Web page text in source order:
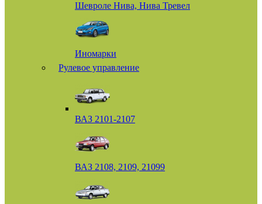
Шевроле Нива, Нива Тревел
Иномарки
Рулевое управление
ВАЗ 2101-2107
ВАЗ 2108, 2109, 21099